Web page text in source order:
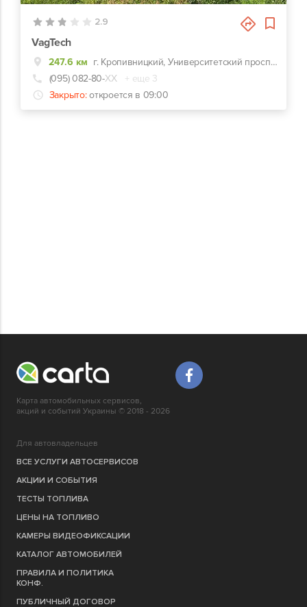
2.9
VagTech
247.6 км
г. Кропивницкий, Университетский проспект, 25г
(095) 082-80-ХХ
+ еще 3
Закрыто: откроется в 09:00
Карта автомобильных сервисов,
акций и событий Украины © 2018 - 2026
Для автовладельцев
ВСЕ УСЛУГИ АВТОСЕРВИСОВ
АКЦИИ И СОБЫТИЯ
ТЕСТЫ ТОПЛИВА
ЦЕНЫ НА ТОПЛИВО
КАМЕРЫ ВИДЕОФИКСАЦИИ
КАТАЛОГ АВТОМОБИЛЕЙ
ПРАВИЛА И ПОЛИТИКА
КОНФ.
ПУБЛИЧНЫЙ ДОГОВОР